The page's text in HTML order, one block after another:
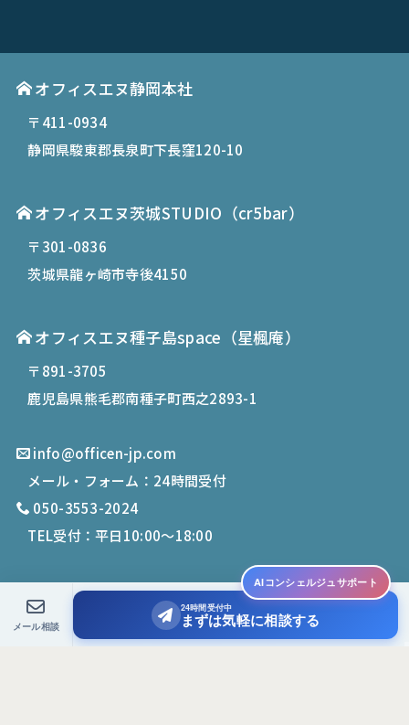
オフィスエヌ静岡本社
〒411-0934
静岡県駿東郡長泉町下長窪120-10
オフィスエヌ茨城STUDIO（cr5bar）
〒301-0836
茨城県龍ヶ崎市寺後4150
オフィスエヌ種子島space （星楓庵）
〒891-3705
鹿児島県熊毛郡南種子町西之2893-1
info@officen-jp.com
メール・フォーム：24時間受付
050-3553-2024
TEL受付：平日10:00〜18:00
2026Office N. All Rights Reserved.
AIコンシェルジュサポート
メール相談
24時間受付中
まずは気軽に相談する